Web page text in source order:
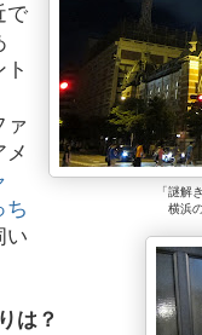
「謎解
横浜
で
ァ
メ
ち
い
は？